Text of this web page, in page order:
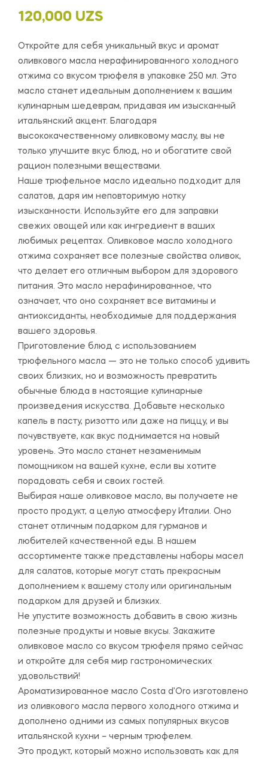
120,000 UZS
Откройте для себя уникальный вкус и аромат
оливкового масла нерафинированного холодного
отжима со вкусом трюфеля в упаковке 250 мл. Это
масло станет идеальным дополнением к вашим
кулинарным шедеврам, придавая им изысканный
итальянский акцент. Благодаря
высококачественному оливковому маслу, вы не
только улучшите вкус блюд, но и обогатите свой
рацион полезными веществами.
Наше трюфельное масло идеально подходит для
салатов, даря им неповторимую нотку
изысканности. Используйте его для заправки
свежих овощей или как ингредиент в ваших
любимых рецептах. Оливковое масло холодного
отжима сохраняет все полезные свойства оливок,
что делает его отличным выбором для здорового
питания. Это масло нерафинированное, что
означает, что оно сохраняет все витамины и
антиоксиданты, необходимые для поддержания
вашего здоровья.
Приготовление блюд с использованием
трюфельного масла — это не только способ удивить
своих близких, но и возможность превратить
обычные блюда в настоящие кулинарные
произведения искусства. Добавьте несколько
капель в пасту, ризотто или даже на пиццу, и вы
почувствуете, как вкус поднимается на новый
уровень. Это масло станет незаменимым
помощником на вашей кухне, если вы хотите
порадовать себя и своих гостей.
Выбирая наше оливковое масло, вы получаете не
просто продукт, а целую атмосферу Италии. Оно
станет отличным подарком для гурманов и
любителей качественной еды. В нашем
ассортименте также представлены наборы масел
для салатов, которые могут стать прекрасным
дополнением к вашему столу или оригинальным
подарком для друзей и близких.
Не упустите возможность добавить в свою жизнь
полезные продукты и новые вкусы. Закажите
оливковое масло со вкусом трюфеля прямо сейчас
и откройте для себя мир гастрономических
удовольствий!
Ароматизированное масло Costa d’Oro изготовлено
из оливкового масла первого холодного отжима и
дополнено одними из самых популярных вкусов
итальянской кухни – черным трюфелем.
Это продукт, который можно использовать как для